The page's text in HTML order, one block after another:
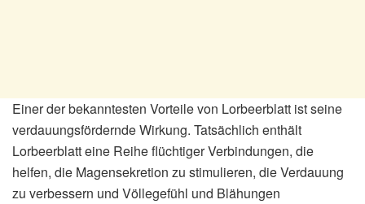
Einer der bekanntesten Vorteile von Lorbeerblatt ist seine
verdauungsfördernde Wirkung. Tatsächlich enthält
Lorbeerblatt eine Reihe flüchtiger Verbindungen, die
helfen, die Magensekretion zu stimulieren, die Verdauung
zu verbessern und Völlegefühl und Blähungen